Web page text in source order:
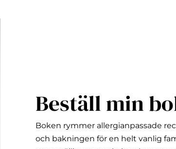
Beställ min
Boken rymmer allergianpassade
och bakningen för en helt vanlig